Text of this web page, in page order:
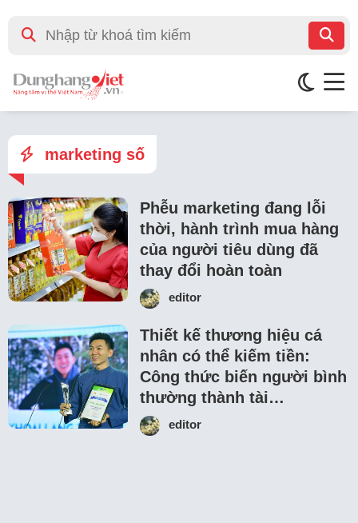
marketing số
Phễu marketing đang lỗi
thời, hành trình mua hàng
của người tiêu dùng đã
thay đổi hoàn toàn
editor
Thiết kế thương hiệu cá
nhân có thể kiếm tiền:
Công thức biến người bình
thường thành tài…
editor